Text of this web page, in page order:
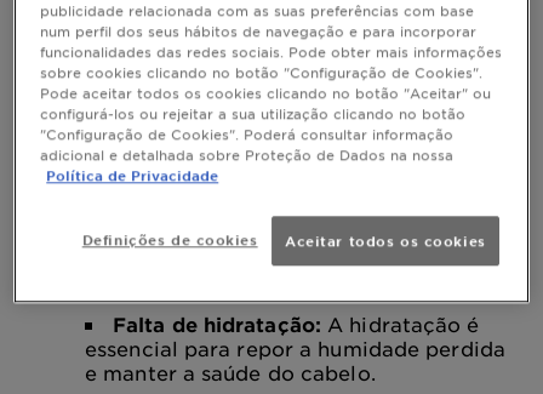
O que causa o frizz no cabelo
masculino?
O frizz é um problema comum para quem tem
cabelo crespo. Ele ocorre quando a humidade do ar
é absorvida pelos fios secos, causando o inchaço
da cutícula capilar. Mas, quais são as principais
causas do frizz?
Ressecamento:
tende a ser mais seco, pois a oleosidade
natural do couro cabeludo tem
dificuldade em percorrer a estrutura em
Falta de hidratação: A hidratação é
essencial para repor a humidade perdida
e manter a saúde do cabelo.
publicidade relacionada com as suas preferências com base
num perfil dos seus hábitos de navegação e para incorporar
funcionalidades das redes sociais. Pode obter mais informações
sobre cookies clicando no botão "Configuração de Cookies".
Pode aceitar todos os cookies clicando no botão "Aceitar" ou
configurá-los ou rejeitar a sua utilização clicando no botão
"Configuração de Cookies". Poderá consultar informação
adicional e detalhada sobre Proteção de Dados na nossa
Política de Privacidade
Definições de cookies Aceitar todos os cookies